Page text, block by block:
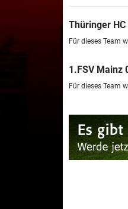
Thüringer HC
Für dieses Team
1.FSV Mainz
Für dieses Team